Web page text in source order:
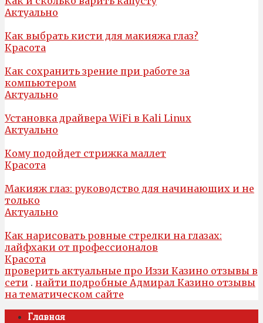
Актуально
Как выбрать кисти для макияжа глаз?
Красота
Как сохранить зрение при работе за
компьютером
Актуально
Установка драйвера WiFi в Kali Linux
Актуально
Кому подойдет стрижка маллет
Красота
Макияж глаз: руководство для начинающих и не
только
Актуально
Как нарисовать ровные стрелки на глазах:
лайфхаки от профессионалов
Красота
проверить актуальные про Иззи Казино отзывы в
сети . найти подробные Адмирал Казино отзывы
на тематическом сайте
Главная